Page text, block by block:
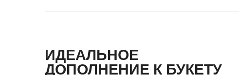
ИДЕАЛЬНОЕ
ДОПОЛНЕНИЕ К БУКЕТУ
КАТЕГОРИИ